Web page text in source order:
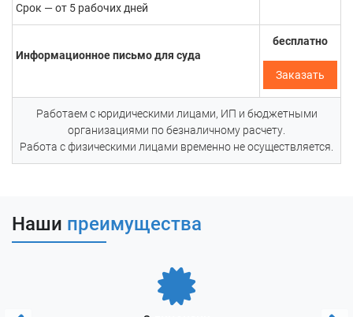
соответствовать требованиям, выдвинутым в статье 9
Федерального закона № 63-ФЗ. В тексте ниже приведем
условия, при соблюдении которых электронный документ
считается подписанным простой электронной подписью:
Срок — от 5 рабочих дней
Информационное письмо для суда
бесплатно
Заказать
Работаем с юридическими лицами, ИП и бюджетными
организациями по безналичному расчету.
Работа с физическими лицами временно не осуществляется.
Наши преимущества